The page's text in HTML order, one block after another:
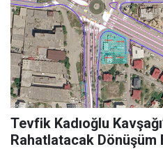
Tevfik Kadıoğlu
Rahatlatacak Dönüşüm